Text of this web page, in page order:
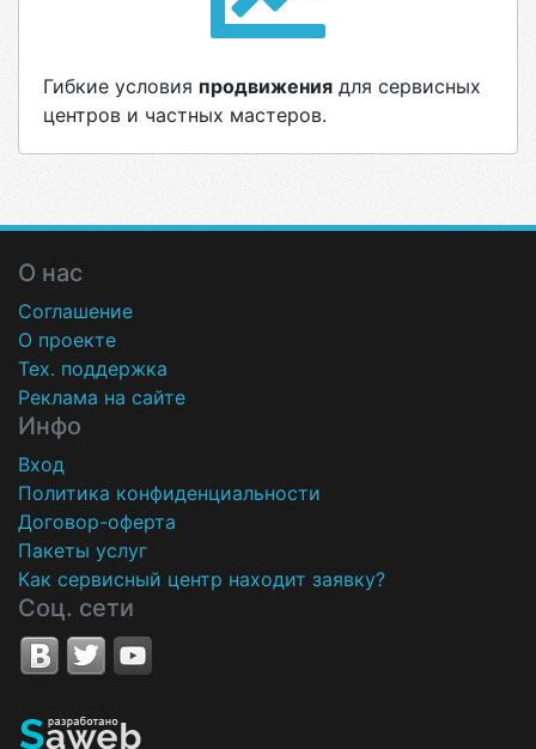
Гибкие условия продвижения для сервисных
центров и частных мастеров.
О нас
Соглашение
О проекте
Тех. поддержка
Реклама на сайте
Инфо
Вход
Политика конфиденциальности
Договор-оферта
Пакеты услуг
Как сервисный центр находит заявку?
Соц. сети